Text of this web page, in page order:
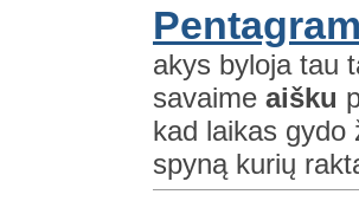
akys byloja tau
savaime aišku
kad laikas gydo
spyną kurių